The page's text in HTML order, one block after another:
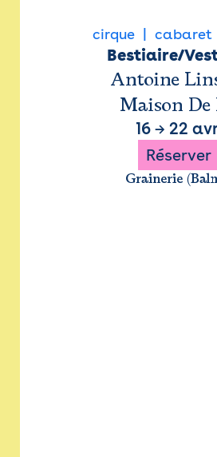
cirque cabaret
Bestiaire/
Antoine
Maison De
16→ 22
Réserver
Grainerie